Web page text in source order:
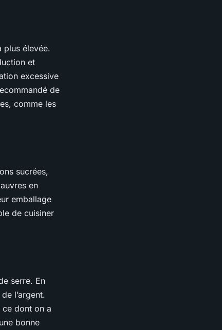
plus élevée.
et
excessive
de
comme les
sucrées,
en
emballage
de cuisiner
serre. En
l’argent.
ce dont on a
bonne